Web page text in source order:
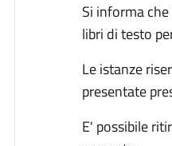
Si informa
libri di testo
Le istanze
presentate
E' possibile